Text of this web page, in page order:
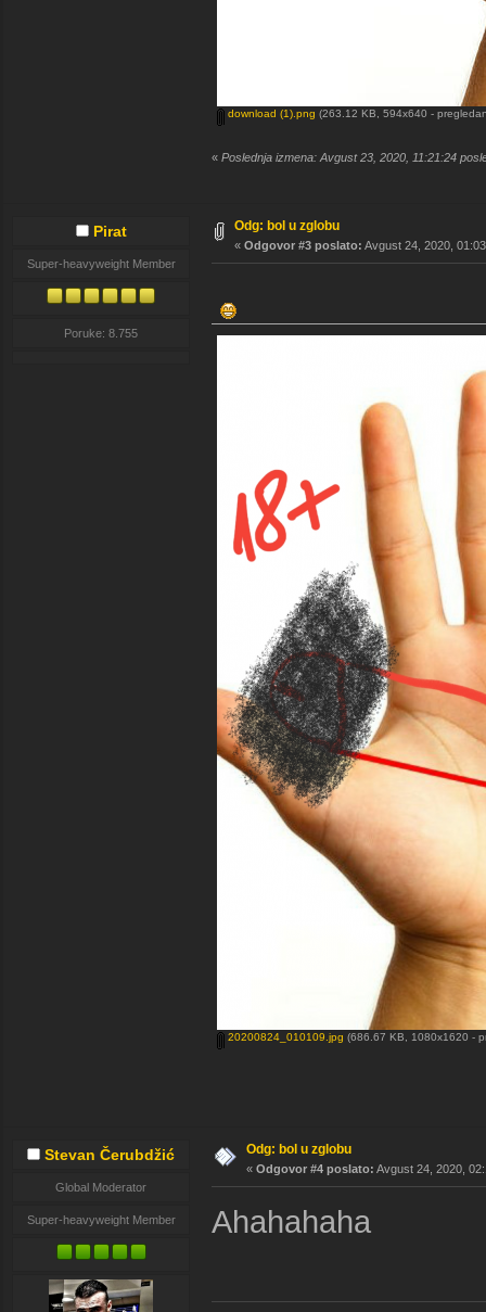
download (1).png (263.12 KB, 594x640 -
« Poslednja izmena: Avgust 23, 2020, 11:21:24
Pirat
Super-heavyweight Member
Poruke: 8.755
Odg: bol u zglobu
« Odgovor #3 poslato: Avgust 24, 2020,
20200824_010109.jpg (686.67 KB, 1080x1620 -
Stevan Čerubdžić
Global Moderator
Super-heavyweight Member
Odg: bol u zglobu
« Odgovor #4 poslato: Avgust 24, 2020,
Ahahahaha